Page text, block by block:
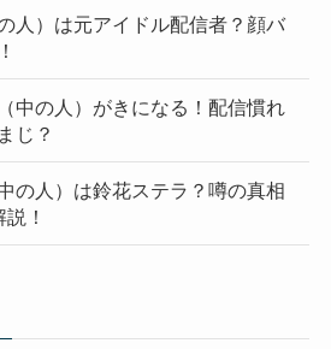
人）は元アイドル配信者？顔バ
中の人）がきになる！配信慣れ
じ？
の人）は鈴花ステラ？噂の真相
！